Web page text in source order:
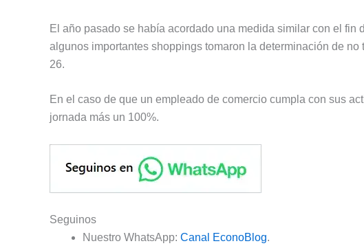
El año pasado se había acordado una medida similar con el fin
algunos importantes shoppings tomaron la determinación de
26.
En el caso de que un empleado de comercio cumpla con sus
jornada más un 100%.
Seguinos
Nuestro WhatsApp: Canal EconoBlog.